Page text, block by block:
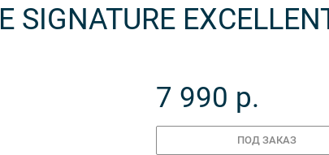
7 990 р.
ПОД ЗАКАЗ